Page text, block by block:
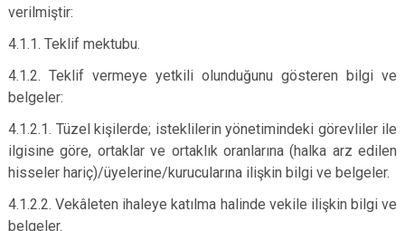
verilmiştir:
4.1.1. Teklif mektubu.
4.1.2. Teklif vermeye yetkili olunduğunu gösteren bilgi ve
belgeler:
4.1.2.1. Tüzel kişilerde; isteklilerin yönetimindeki görevliler ile
ilgisine göre, ortaklar ve ortaklık oranlarına (halka arz edilen
hisseler hariç)/üyelerine/kurucularına ilişkin bilgi ve belgeler.
4.1.2.2. Vekâleten ihaleye katılma halinde vekile ilişkin bilgi ve
belgeler.